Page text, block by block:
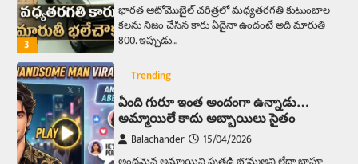
4
అమ్మాయిలే కాదు అబ్బాయిలు సైతం
Balachander 15/04/2026
అందమైన అమ్మాయిని పుత్తడి బొమ్మఅని లేదా బాపూ
అందంగా ఉంటారనే నానుడి…
Trending
రోడ్డుపై ఏరులై పారిన బీర్లు… ఘాటుతో
మండుతున్న నోర్లు